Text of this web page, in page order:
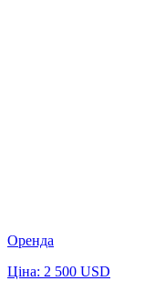
Оренда
Ціна: 2 500 USD